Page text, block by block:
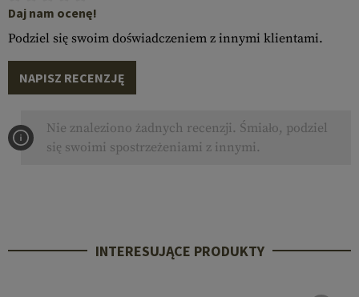
Daj nam ocenę!
Podziel się swoim doświadczeniem z innymi klientami.
NAPISZ RECENZJĘ
Nie znaleziono żadnych recenzji. Śmiało, podziel
się swoimi spostrzeżeniami z innymi.
INTERESUJĄCE PRODUKTY